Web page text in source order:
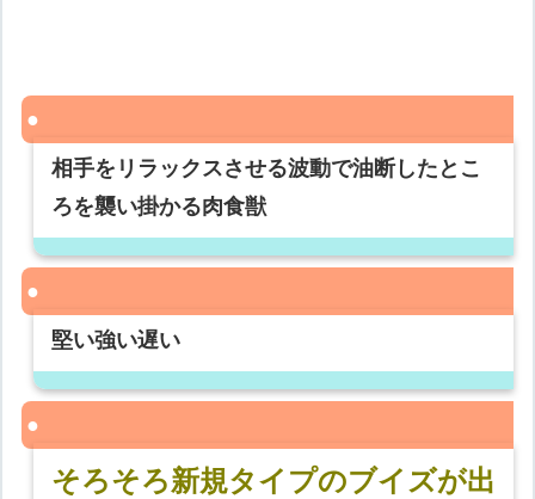
相手をリラックスさせる波動で油断したとこ
ろを襲い掛かる肉食獣
堅い強い遅い
そろそろ新規タイプのブイズが出